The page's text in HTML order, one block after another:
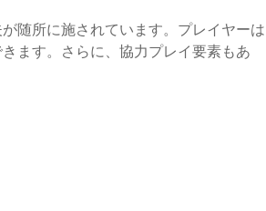
随所に施されています。プレイヤーは
ます。さらに、協力プレイ要素もあ